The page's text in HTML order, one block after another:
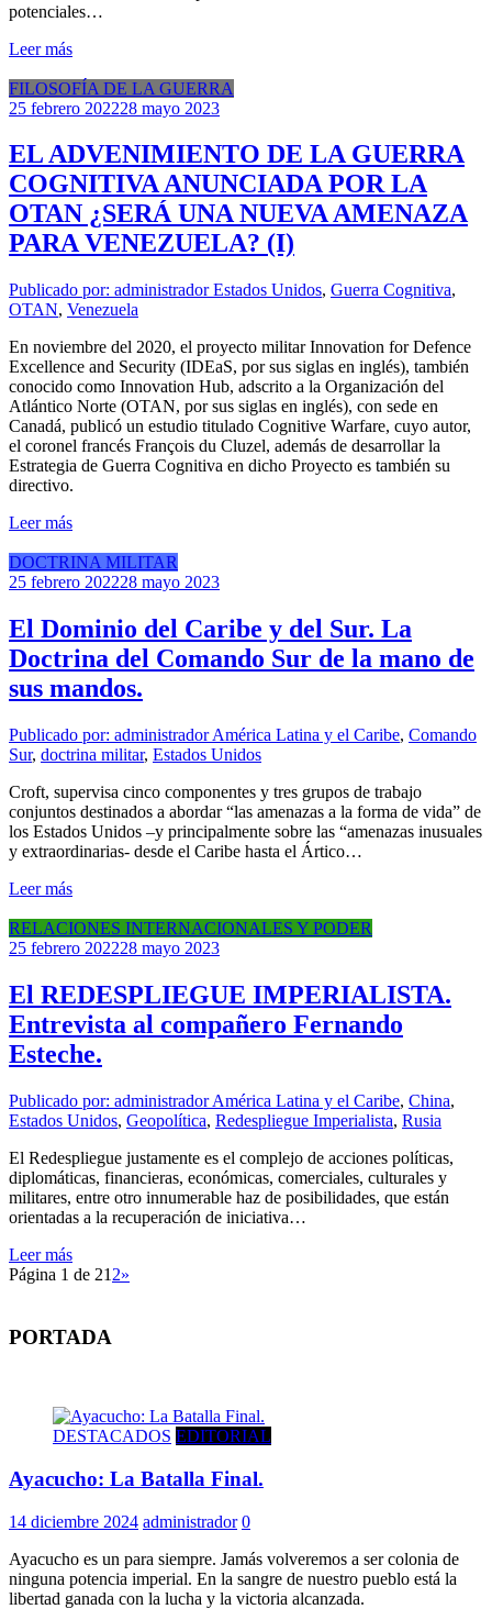
potenciales…
Leer más
FILOSOFÍA DE LA GUERRA
25 febrero 202228 mayo 2023
EL ADVENIMIENTO DE LA GUERRA
COGNITIVA ANUNCIADA POR LA
OTAN ¿SERÁ UNA NUEVA AMENAZA
PARA VENEZUELA? (I)
Publicado por: administradorEstados Unidos, Guerra Cognitiva,
OTAN, Venezuela
En noviembre del 2020, el proyecto militar Innovation for Defence
Excellence and Security (IDEaS, por sus siglas en inglés), también
conocido como Innovation Hub, adscrito a la Organización del
Atlántico Norte (OTAN, por sus siglas en inglés), con sede en
Canadá, publicó un estudio titulado Cognitive Warfare, cuyo autor,
el coronel francés François du Cluzel, además de desarrollar la
Estrategia de Guerra Cognitiva en dicho Proyecto es también su
directivo.
Leer más
DOCTRINA MILITAR
25 febrero 202228 mayo 2023
El Dominio del Caribe y del Sur. La
Doctrina del Comando Sur de la mano de
sus mandos.
Publicado por: administradorAmérica Latina y el Caribe, Comando
Sur, doctrina militar, Estados Unidos
Croft, supervisa cinco componentes y tres grupos de trabajo
conjuntos destinados a abordar “las amenazas a la forma de vida” de
los Estados Unidos –y principalmente sobre las “amenazas inusuales
y extraordinarias- desde el Caribe hasta el Ártico…
Leer más
RELACIONES INTERNACIONALES Y PODER
25 febrero 202228 mayo 2023
El REDESPLIEGUE IMPERIALISTA.
Entrevista al compañero Fernando
Esteche.
Publicado por: administradorAmérica Latina y el Caribe, China,
Estados Unidos, Geopolítica, Redespliegue Imperialista, Rusia
El Redespliegue justamente es el complejo de acciones políticas,
diplomáticas, financieras, económicas, comerciales, culturales y
militares, entre otro innumerable haz de posibilidades, que están
orientadas a la recuperación de iniciativa…
Leer más
Página 1 de 21 2»
PORTADA
DESTACADOS EDITORIAL
Ayacucho: La Batalla Final.
14 diciembre 2024 administrador 0
Ayacucho es un para siempre. Jamás volveremos a ser colonia de
ninguna potencia imperial. En la sangre de nuestro pueblo está la
libertad ganada con la lucha y la victoria alcanzada.